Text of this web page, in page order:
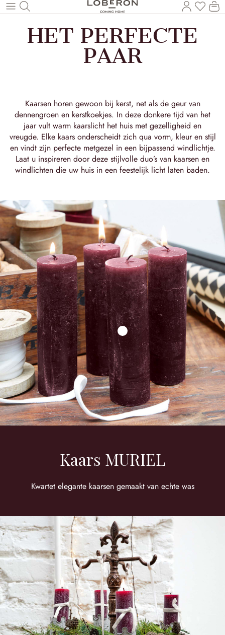
Naar de hoofdinhoud
U
HET PERFECTE
PAAR
Kaarsen horen gewoon bij kerst, net als de geur van
dennengroen en kerstkoekjes. In deze donkere tijd van het
jaar vult warm kaarslicht het huis met gezelligheid en
vreugde. Elke kaars onderscheidt zich qua vorm, kleur en stijl
en vindt zijn perfecte metgezel in een bijpassend windlichtje.
Laat u inspireren door deze stijlvolle duo’s van kaarsen en
windlichten die uw huis in een feestelijk licht laten baden.
Kaars MURIEL
Kwartet elegante kaarsen gemaakt van echte was